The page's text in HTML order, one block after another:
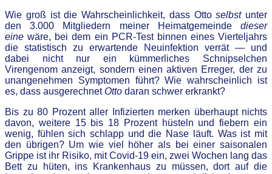
Wie groß ist die Wahrscheinlichkeit, dass Ottoselbstunter
den 3.000 Mitgliedern meiner Heimatgemeinde dieser
eine wäre, bei dem ein PCR-Test binnen eines Vierteljahrs
die statistisch zu erwartende Neuinfektion verrät — und
dabei nicht nur ein kümmerliches Schnipselchen
Virengenom anzeigt, sondern einen aktiven Erreger, der zu
unangenehmen Symptomen führt? Wie wahrscheinlich ist
es, dass ausgerechnetOtto daran schwer erkrankt?
Bis zu 80 Prozent aller Infizierten merken überhaupt nichts
davon, weitere 15 bis 18 Prozent hüsteln und fiebern ein
wenig, fühlen sich schlapp und die Nase läuft. Was ist mit
den übrigen? Um wie viel höher als bei einer saisonalen
Grippe ist ihr Risiko, mit Covid-19 ein, zwei Wochen lang das
Bett zu hüten, ins Krankenhaus zu müssen, dort auf die